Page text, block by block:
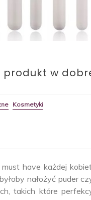
produkt w
Kosmetyki
have każdej
nałożyć puder
takich które